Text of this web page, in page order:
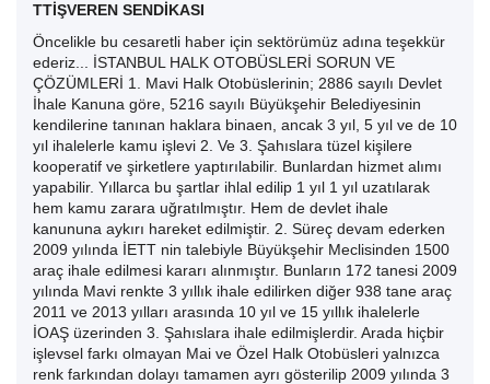
TTİŞVEREN SENDİKASI
Öncelikle bu cesaretli haber için sektörümüz adına teşekkür
ederiz... İSTANBUL HALK OTOBÜSLERİ SORUN VE
ÇÖZÜMLERİ 1. Mavi Halk Otobüslerinin; 2886 sayılı Devlet
İhale Kanuna göre, 5216 sayılı Büyükşehir Belediyesinin
kendilerine tanınan haklara binaen, ancak 3 yıl, 5 yıl ve de 10
yıl ihalelerle kamu işlevi 2. Ve 3. Şahıslara tüzel kişilere
kooperatif ve şirketlere yaptırılabilir. Bunlardan hizmet alımı
yapabilir. Yıllarca bu şartlar ihlal edilip 1 yıl 1 yıl uzatılarak
hem kamu zarara uğratılmıştır. Hem de devlet ihale
kanununa aykırı hareket edilmiştir. 2. Süreç devam ederken
2009 yılında İETT nin talebiyle Büyükşehir Meclisinden 1500
araç ihale edilmesi kararı alınmıştır. Bunların 172 tanesi 2009
yılında Mavi renkte 3 yıllık ihale edilirken diğer 938 tane araç
2011 ve 2013 yılları arasında 10 yıl ve 15 yıllık ihalelerle
İOAŞ üzerinden 3. Şahıslara ihale edilmişlerdir. Arada hiçbir
işlevsel farkı olmayan Mai ve Özel Halk Otobüsleri yalnızca
renk farkından dolayı tamamen ayrı gösterilip 2009 yılında 3